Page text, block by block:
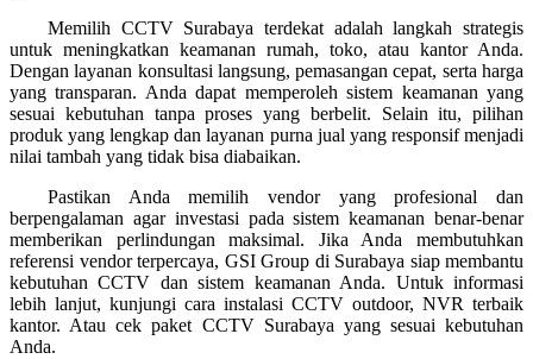
Memilih CCTV Surabaya terdekat adalah langkah strategis
untuk meningkatkan keamanan rumah, toko, atau kantor Anda.
Dengan layanan konsultasi langsung, pemasangan cepat, serta harga
yang transparan. Anda dapat memperoleh sistem keamanan yang
sesuai kebutuhan tanpa proses yang berbelit. Selain itu, pilihan
produk yang lengkap dan layanan purna jual yang responsif menjadi
nilai tambah yang tidak bisa diabaikan.
Pastikan Anda memilih vendor yang profesional dan
berpengalaman agar investasi pada sistem keamanan benar-benar
memberikan perlindungan maksimal. Jika Anda membutuhkan
referensi vendor terpercaya, GSI Group di Surabaya siap membantu
kebutuhan CCTV dan sistem keamanan Anda. Untuk informasi
lebih lanjut, kunjungi cara instalasi CCTV outdoor, NVR terbaik
kantor. Atau cek paket CCTV Surabaya yang sesuai kebutuhan
Anda.